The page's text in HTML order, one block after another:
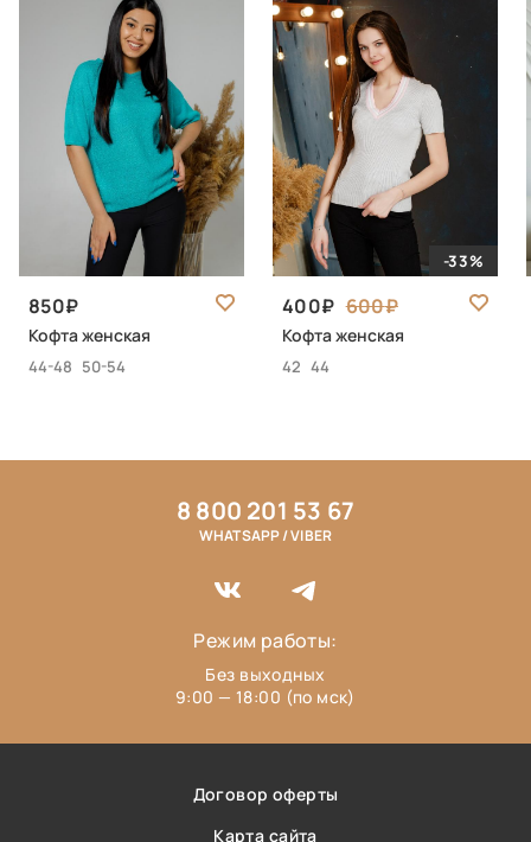
850
Кофта женская
44-48 50-54
-33%
400 600
Кофта женская
42 44
Договор оферты
Карта сайта
8 800 201 53 67
WHATSAPP / VIBER
Режим работы:
Без выходных
9:00 — 18:00 (по мск)